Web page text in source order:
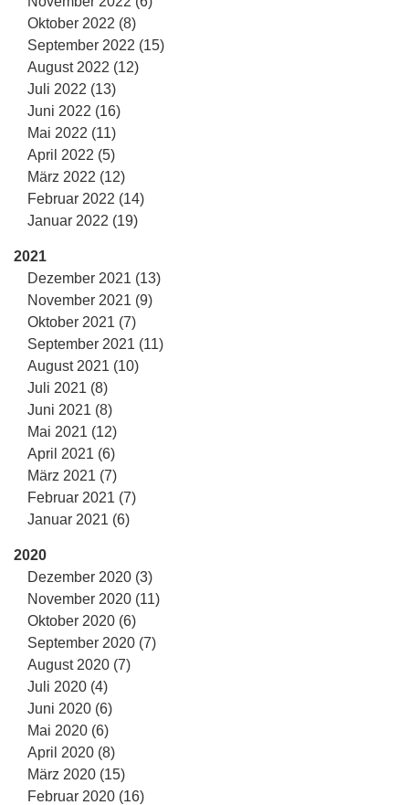
Oktober 2022 (8)
September 2022 (15)
August 2022 (12)
Juli 2022 (13)
Juni 2022 (16)
Mai 2022 (11)
April 2022 (5)
März 2022 (12)
Februar 2022 (14)
Januar 2022 (19)
2021
Dezember 2021 (13)
November 2021 (9)
Oktober 2021 (7)
September 2021 (11)
August 2021 (10)
Juli 2021 (8)
Juni 2021 (8)
Mai 2021 (12)
April 2021 (6)
März 2021 (7)
Februar 2021 (7)
Januar 2021 (6)
2020
Dezember 2020 (3)
November 2020 (11)
Oktober 2020 (6)
September 2020 (7)
August 2020 (7)
Juli 2020 (4)
Juni 2020 (6)
Mai 2020 (6)
April 2020 (8)
März 2020 (15)
Februar 2020 (16)